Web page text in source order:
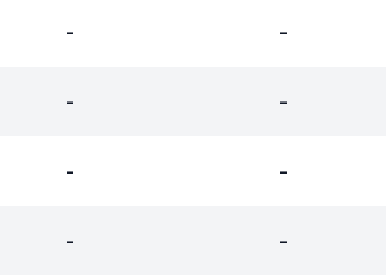
- -
- -
- -
- -